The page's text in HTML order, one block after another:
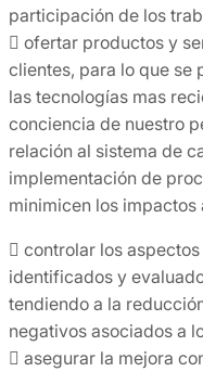
participación de los
 ofertar productos y
clientes, para lo que se
las tecnologías mas
conciencia de nuestro
relación al sistema de
implementación de
minimicen los
 controlar los
identificados y
tendiendo a la
negativos asociados a
 asegurar la mejora